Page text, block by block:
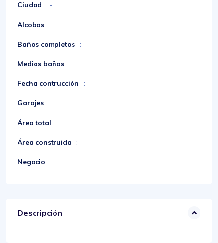
Ciudad : -
Alcobas :
Baños completos :
Medios baños :
Fecha contrucción :
Garajes :
Área total :
Área construida :
Negocio :
Descripción